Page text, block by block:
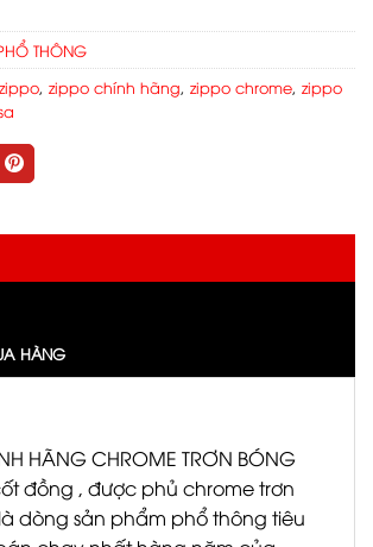
THÔNG
, zippo chính hãng, zippo chrome, zippo
HÀNG
HÃNG CHROME TRƠN BÓNG
đồng , được phủ chrome trơn
dòng sản phẩm phổ thông tiêu